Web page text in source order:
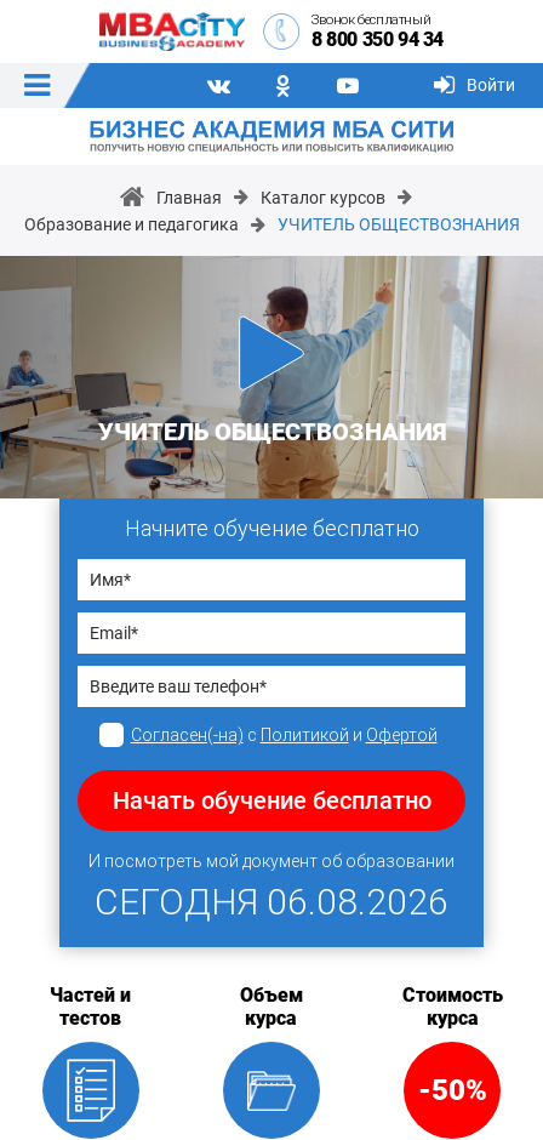
Звонок бесплатный
8 800 350 94 34
Войти
Главная
Каталог курсов
Образование и педагогика
УЧИТЕЛЬ ОБЩЕСТВОЗНАНИЯ
УЧИТЕЛЬ ОБЩЕСТВОЗНАНИЯ
Начните обучение бесплатно
Согласен(-на) с Политикой и Офертой
Начать обучение бесплатно
И посмотреть мой документ об образовании
СЕГОДНЯ 06.08.2026
Частей и
тестов
Объем
курса
Стоимость
курса
-50%